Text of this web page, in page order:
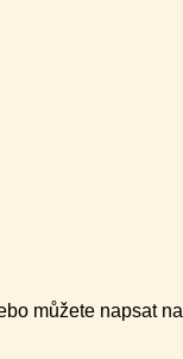
můžete napsat na